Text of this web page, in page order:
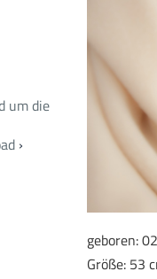
um die
›
geboren:
Größe: 53